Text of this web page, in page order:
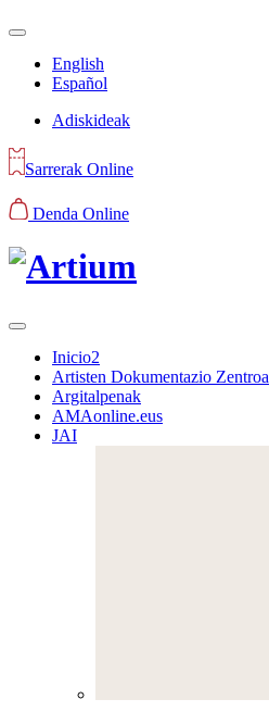
English
Español
Adiskideak
Sarrerak Online
Denda Online
Inicio2
Artisten Dokumentazio Zentroa
Argitalpenak
AMAonline.eus
JAI